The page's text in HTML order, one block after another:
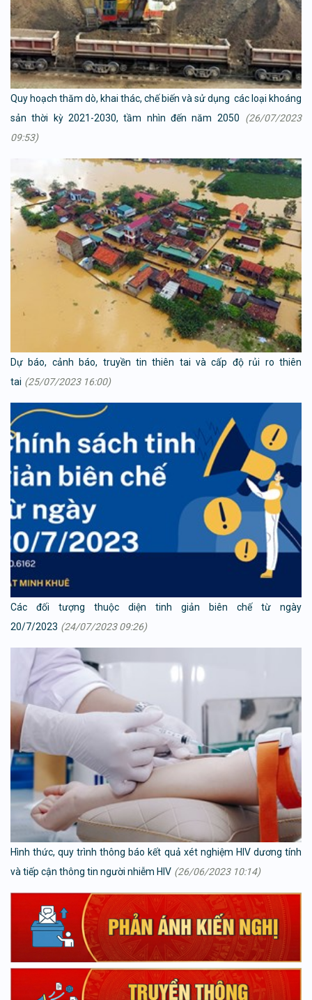
Quy hoạch thăm dò, khai thác, chế biến và sử dụng các loại khoáng
sản thời kỳ 2021-2030, tầm nhìn đến năm 2050
(26/07/2023
09:53)
Dự báo, cảnh báo, truyền tin thiên tai và cấp độ rủi ro thiên
tai (25/07/2023 16:00)
Các đối tượng thuộc diện tinh giản biên chế từ ngày
20/7/2023 (24/07/2023 09:26)
Hình thức, quy trình thông báo kết quả xét nghiệm HIV dương tính
và tiếp cận thông tin người nhiễm HIV (26/06/2023 10:14)